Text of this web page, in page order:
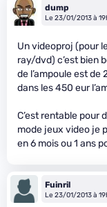
dump
Le 23/01/2013 à
Un videoproj (pour
ray/dvd) c’est bien
de l’ampoule est
dans les 450 eur
C’est rentable pour
mode jeux video je
en 6 mois ou 1 ans
Fuinril
Le 23/01/2013 à